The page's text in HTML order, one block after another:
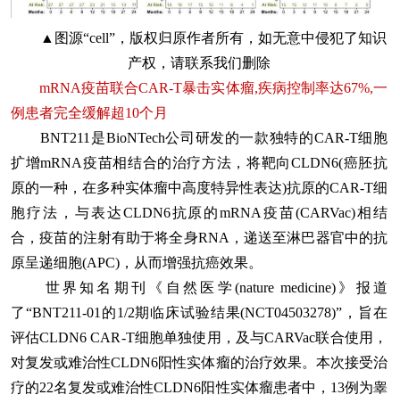
▲图源“cell”，版权归原作者所有，如无意中侵犯了知识
产权，请联系我们删除
mRNA疫苗联合CAR-T暴击实体瘤,疾病控制率达67%,一
例患者完全缓解超10个月
BNT211是BioNTech公司研发的一款独特的CAR-T细胞
扩增mRNA疫苗相结合的治疗方法，将靶向CLDN6(癌胚抗
原的一种，在多种实体瘤中高度特异性表达)抗原的CAR-T细
胞疗法，与表达CLDN6抗原的mRNA疫苗(CARVac)相结
合，疫苗的注射有助于将全身RNA，递送至淋巴器官中的抗
原呈递细胞(APC)，从而增强抗癌效果。
世界知名期刊《自然医学(nature medicine)》报道
了“BNT211-01的1/2期临床试验结果(NCT04503278)”，旨在
评估CLDN6 CAR-T细胞单独使用，及与CARVac联合使用，
对复发或难治性CLDN6阳性实体瘤的治疗效果。本次接受治
疗的22名复发或难治性CLDN6阳性实体瘤患者中，13例为睾